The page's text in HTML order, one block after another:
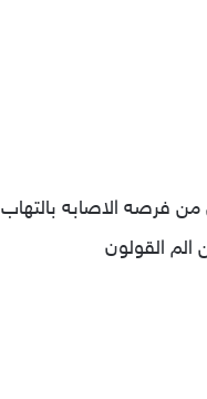
فرصه الاصابه بالتهاب
القولون